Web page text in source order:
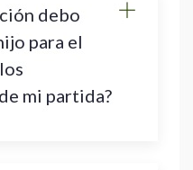
debo
para el
mi partida?